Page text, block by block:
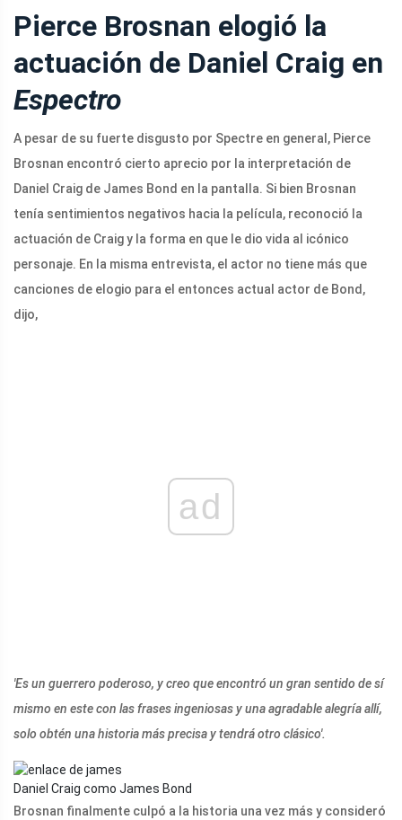
Pierce Brosnan elogió la
actuación de Daniel Craig en
Espectro
A pesar de su fuerte disgusto por Spectre en general, Pierce
Brosnan encontró cierto aprecio por la interpretación de
Daniel Craig de James Bond en la pantalla. Si bien Brosnan
tenía sentimientos negativos hacia la película, reconoció la
actuación de Craig y la forma en que le dio vida al icónico
personaje. En la misma entrevista, el actor no tiene más que
canciones de elogio para el entonces actual actor de Bond,
dijo,
ad
'Es un guerrero poderoso, y creo que encontró un gran sentido de sí
mismo en este con las frases ingeniosas y una agradable alegría allí,
solo obtén una historia más precisa y tendrá otro clásico'.
Daniel Craig como James Bond
Brosnan finalmente culpó a la historia una vez más y consideró